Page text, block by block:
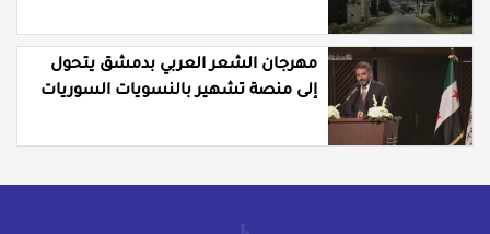
مهرجان الشعر العربي بدمشق يتحول
إلى منصة تشهير بالنسويات السوريات